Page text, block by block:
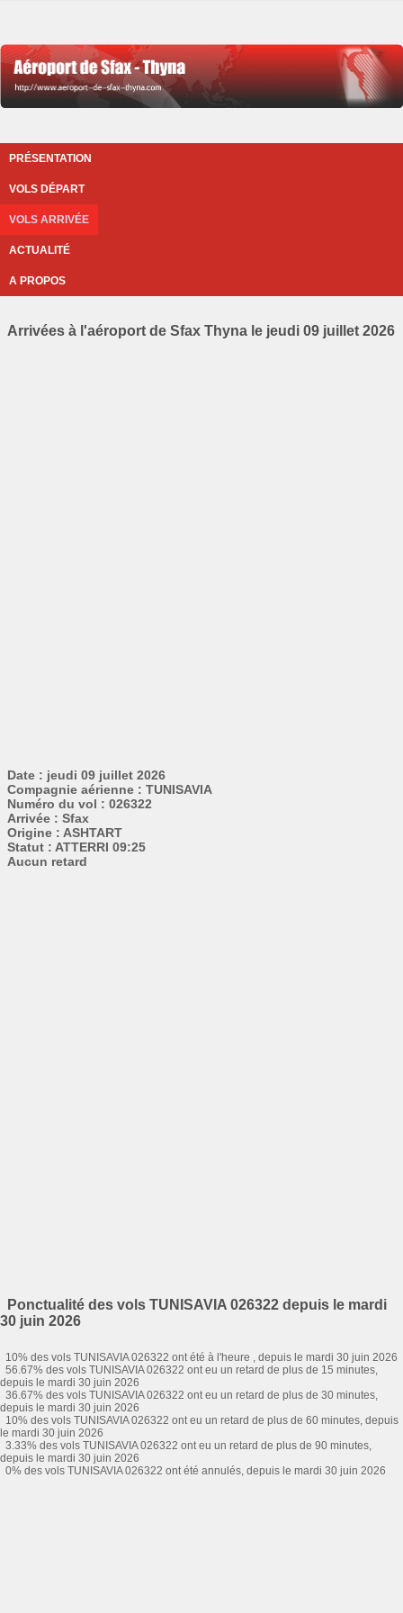
PRÉSENTATION
VOLS DÉPART
VOLS ARRIVÉE
ACTUALITÉ
A PROPOS
Arrivées à l'aéroport de Sfax Thyna le jeudi 09 juillet 2026
Date : jeudi 09 juillet 2026
Compagnie aérienne : TUNISAVIA
Numéro du vol : 026322
Arrivée : Sfax
Origine : ASHTART
Statut : ATTERRI 09:25
Aucun retard
Ponctualité des vols TUNISAVIA 026322 depuis le mardi
30 juin 2026
10% des vols TUNISAVIA 026322 ont été à l'heure , depuis le mardi 30 juin 2026
56.67% des vols TUNISAVIA 026322 ont eu un retard de plus de 15 minutes,
depuis le mardi 30 juin 2026
36.67% des vols TUNISAVIA 026322 ont eu un retard de plus de 30 minutes,
depuis le mardi 30 juin 2026
10% des vols TUNISAVIA 026322 ont eu un retard de plus de 60 minutes, depuis
le mardi 30 juin 2026
3.33% des vols TUNISAVIA 026322 ont eu un retard de plus de 90 minutes,
depuis le mardi 30 juin 2026
0% des vols TUNISAVIA 026322 ont été annulés, depuis le mardi 30 juin 2026